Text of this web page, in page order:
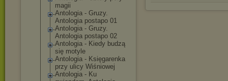
magii
Antologia - Gruzy.
Antologia postapo 01
Antologia - Gruzy.
Antologia postapo 02
Antologia - Kiedy budzą
się motyle
Antologia - Księgarenka
przy ulicy Wiśniowej
Antologia - Ku